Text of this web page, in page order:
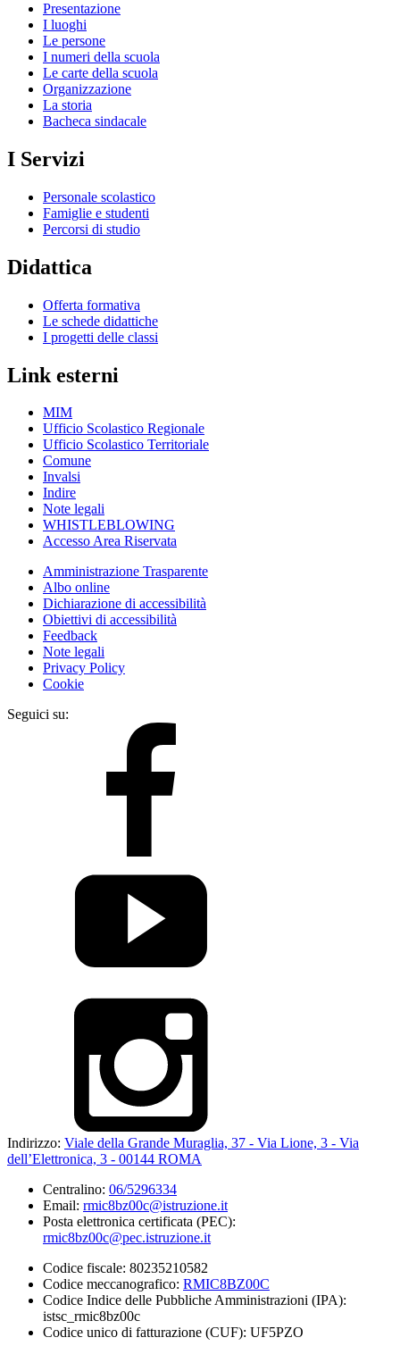
Presentazione
I luoghi
Le persone
I numeri della scuola
Le carte della scuola
Organizzazione
La storia
Bacheca sindacale
I Servizi
Personale scolastico
Famiglie e studenti
Percorsi di studio
Didattica
Offerta formativa
Le schede didattiche
I progetti delle classi
Link esterni
MIM
Ufficio Scolastico Regionale
Ufficio Scolastico Territoriale
Comune
Invalsi
Indire
Note legali
WHISTLEBLOWING
Accesso Area Riservata
Amministrazione Trasparente
Albo online
Dichiarazione di accessibilità
Obiettivi di accessibilità
Feedback
Note legali
Privacy Policy
Cookie
Seguici su:
Indirizzo: Viale della Grande Muraglia, 37 - Via Lione, 3 - Via
dell’Elettronica, 3 - 00144 ROMA
Centralino: 06/5296334
Email: rmic8bz00c@istruzione.it
Posta elettronica certificata (PEC):
rmic8bz00c@pec.istruzione.it
Codice fiscale: 80235210582
Codice meccanografico: RMIC8BZ00C
Codice Indice delle Pubbliche Amministrazioni (IPA):
istsc_rmic8bz00c
Codice unico di fatturazione (CUF): UF5PZO